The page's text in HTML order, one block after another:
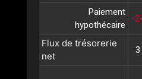
Paiement
hypothécaire
-
Flux de trésorerie
net
3